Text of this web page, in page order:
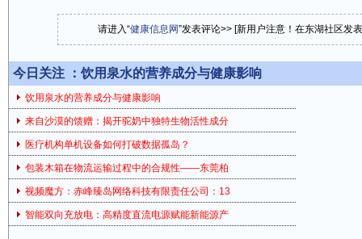
请进入“健康信息网”发表评论>> [新用户注意！在东湖社区发
今日关注 ： 饮用泉水的营养成分与健康影响
饮用泉水的营养成分与健康影响
来自沙漠的馈赠：揭开驼奶中独特生物活性成分
医疗机构单机设备如何打破数据孤岛？
包装木箱在物流运输过程中的合规性——东莞柏
视频魔方：赤峰臻岛网络科技有限责任公司：13
智能双向充放电：高精度直流电源赋能新能源产